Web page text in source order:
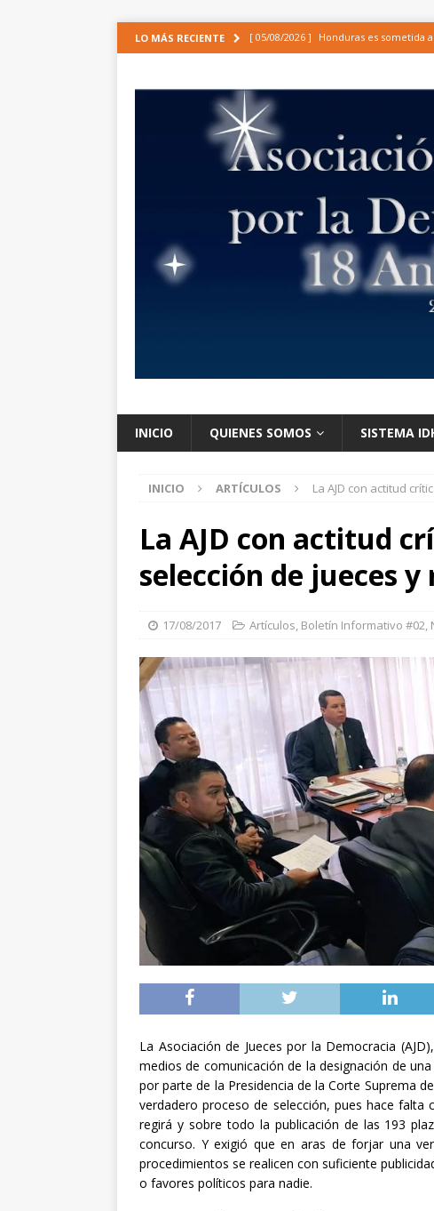
LO MÁS RECIENTE [ 05/08/2026 ] Honduras es sometida
[ 30/06/2026 ] Análisis de la
de incidencia de las organizaciones
EPU[1] NOTICIAS
APROBACIÓN
INTEGRAL, LA MODERNIZACIÓN Y LA
[ 24/01/2025 ] Comunicado de la AJD
COMUNICADOS
INICIO QUIENES SOMOS SISTEMA
INICIO ARTÍCULOS La AJD con actitud
La AJD con actitud
selección de jueces
17/08/2017 Artículos, Boletín Informativo #02,
La Asociación de Jueces por la Democracia (AJD
medios de comunicación de la designación de
por parte de la Presidencia de la Corte Suprema
verdadero proceso de selección, pues hace
regirá y sobre todo la publicación de las 193
concurso. Y exigió que en aras de forjar una
procedimientos se realicen con suficiente
o favores políticos para nadie.